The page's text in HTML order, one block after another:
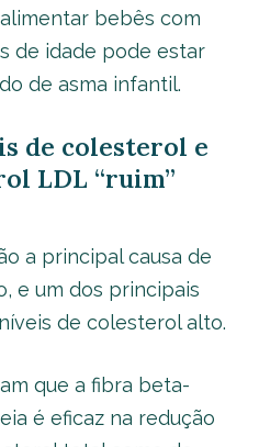
bebês com
de idade pode estar
de asma infantil.
de colesterol e
LDL “ruim”
a principal causa de
e um dos principais
de colesterol alto.
que a fibra beta-
é eficaz na redução